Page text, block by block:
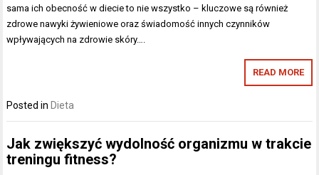
sama ich obecność w diecie to nie wszystko – kluczowe są również
zdrowe nawyki żywieniowe oraz świadomość innych czynników
wpływających na zdrowie skóry….
READ MORE
Posted in Dieta
Jak zwiększyć wydolność organizmu w trakcie
treningu fitness?